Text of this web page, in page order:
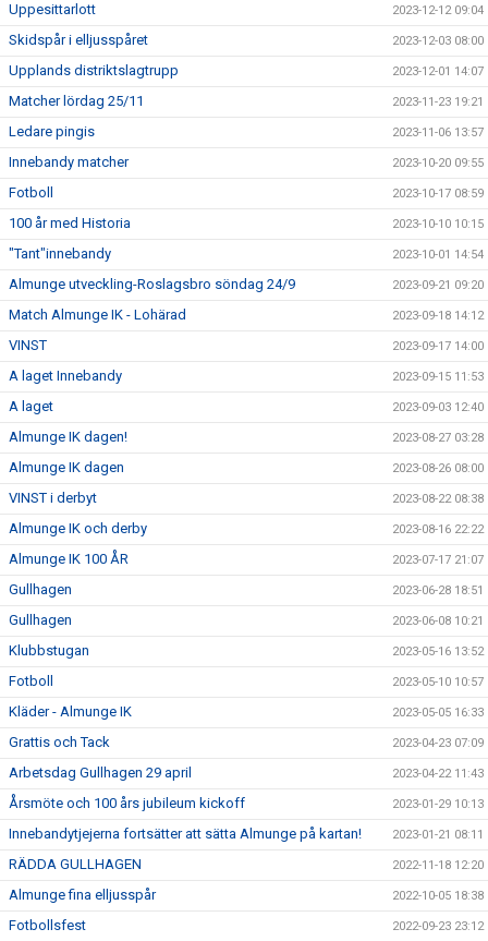
Uppesittarlott 2023-12-12 09:04
Skidspår i elljusspåret 2023-12-03 08:00
Upplands distriktslagtrupp 2023-12-01 14:07
Matcher lördag 25/11 2023-11-23 19:21
Ledare pingis 2023-11-06 13:57
Innebandy matcher 2023-10-20 09:55
Fotboll 2023-10-17 08:59
100 år med Historia 2023-10-10 10:15
"Tant"innebandy 2023-10-01 14:54
Almunge utveckling-Roslagsbro söndag 24/9 2023-09-21 09:20
Match Almunge IK - Lohärad 2023-09-18 14:12
VINST 2023-09-17 14:00
A laget Innebandy 2023-09-15 11:53
A laget 2023-09-03 12:40
Almunge IK dagen! 2023-08-27 03:28
Almunge IK dagen 2023-08-26 08:00
VINST i derbyt 2023-08-22 08:38
Almunge IK och derby 2023-08-16 22:22
Almunge IK 100 ÅR 2023-07-17 21:07
Gullhagen 2023-06-28 18:51
Gullhagen 2023-06-08 10:21
Klubbstugan 2023-05-16 13:52
Fotboll 2023-05-10 10:57
Kläder - Almunge IK 2023-05-05 16:33
Grattis och Tack 2023-04-23 07:09
Arbetsdag Gullhagen 29 april 2023-04-22 11:43
Årsmöte och 100 års jubileum kickoff 2023-01-29 10:13
Innebandytjejerna fortsätter att sätta Almunge på kartan! 2023-01-21 08:11
RÄDDA GULLHAGEN 2022-11-18 12:20
Almunge fina elljusspår 2022-10-05 18:38
Fotbollsfest 2022-09-23 23:12